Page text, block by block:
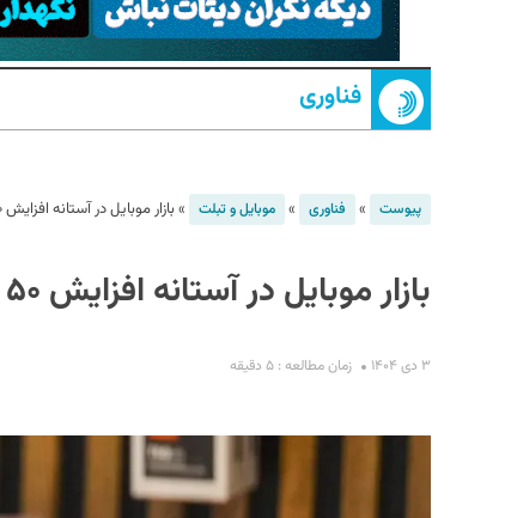
فناوری
پیوست » فناوری » موبایل و تبلت »بازار موبایل در آستانه افزایش ۵۰ درصدی قیمت است
بازار موبایل در آستانه افزایش ۵۰ درصدی قیمت‌ها
۳ دی ۱۴۰۴ زمان مطالعه : ۵ دقیقه